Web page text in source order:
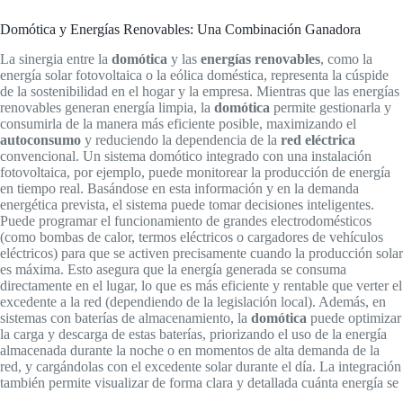
Domótica y Energías Renovables: Una Combinación Ganadora
La sinergia entre la domótica y las energías renovables, como la
energía solar fotovoltaica o la eólica doméstica, representa la cúspide
de la sostenibilidad en el hogar y la empresa. Mientras que las energías
renovables generan energía limpia, la domótica permite gestionarla y
consumirla de la manera más eficiente posible, maximizando el
autoconsumo y reduciendo la dependencia de la red eléctrica
convencional. Un sistema domótico integrado con una instalación
fotovoltaica, por ejemplo, puede monitorear la producción de energía
en tiempo real. Basándose en esta información y en la demanda
energética prevista, el sistema puede tomar decisiones inteligentes.
Puede programar el funcionamiento de grandes electrodomésticos
(como bombas de calor, termos eléctricos o cargadores de vehículos
eléctricos) para que se activen precisamente cuando la producción solar
es máxima. Esto asegura que la energía generada se consuma
directamente en el lugar, lo que es más eficiente y rentable que verter el
excedente a la red (dependiendo de la legislación local). Además, en
sistemas con baterías de almacenamiento, la domótica puede optimizar
la carga y descarga de estas baterías, priorizando el uso de la energía
almacenada durante la noche o en momentos de alta demanda de la
red, y cargándolas con el excedente solar durante el día. La integración
también permite visualizar de forma clara y detallada cuánta energía se